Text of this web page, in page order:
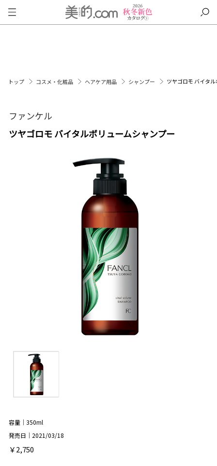
トップ コスメ・化粧品 ヘアケア用品 シャンプー ツヤゴロモ バイタ
ファンケル
ツヤゴロモ バイタルボリュームシャンプー
容量｜350ml
発売日｜2021/03/18
￥2,750